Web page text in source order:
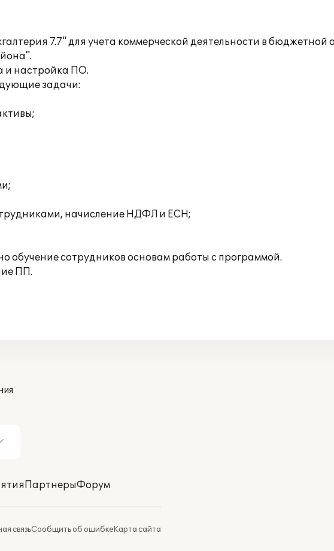
7.7" для учета коммерческой деятельности в
и настройка ПО.
задачи:
начисление НДФЛ и ЕСН;
обучение сотрудников основам работы с программой.
ПП.
ПартнерыФорум
связьСообщить об ошибкеКарта сайта